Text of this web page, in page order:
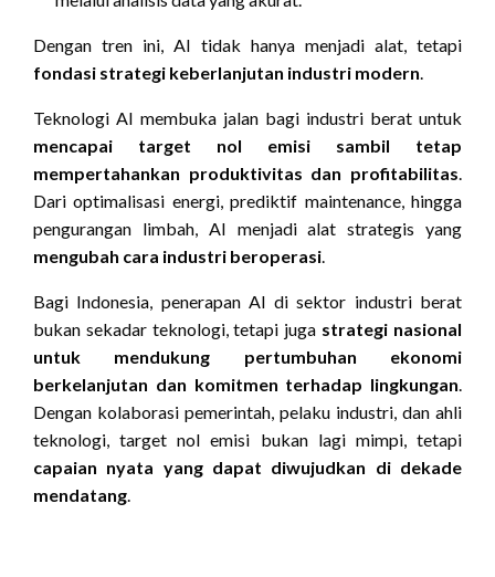
Dengan tren ini, AI tidak hanya menjadi alat, tetapi
fondasi strategi keberlanjutan industri modern.
Teknologi AI membuka jalan bagi industri berat untuk
mencapai target nol emisi sambil tetap
mempertahankan produktivitas dan profitabilitas.
Dari optimalisasi energi, prediktif maintenance, hingga
pengurangan limbah, AI menjadi alat strategis yang
mengubah cara industri beroperasi.
Bagi Indonesia, penerapan AI di sektor industri berat
bukan sekadar teknologi, tetapi juga strategi nasional
untuk mendukung pertumbuhan ekonomi
berkelanjutan dan komitmen terhadap lingkungan.
Dengan kolaborasi pemerintah, pelaku industri, dan ahli
teknologi, target nol emisi bukan lagi mimpi, tetapi
capaian nyata yang dapat diwujudkan di dekade
mendatang.